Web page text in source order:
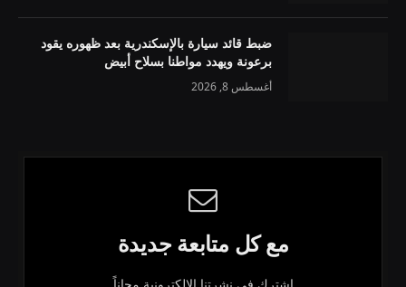
ضبط قائد سيارة بالإسكندرية بعد ظهوره يقود
برعونة ويهدد مواطنا بسلاح أبيض
أغسطس 8, 2026
مع كل متابعة جديدة